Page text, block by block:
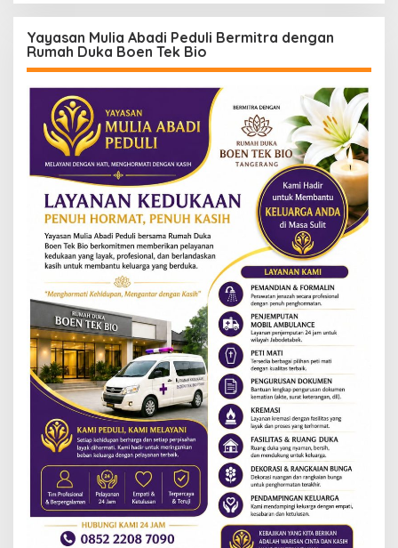
Yayasan Mulia Abadi Peduli Bermitra dengan
Rumah Duka Boen Tek Bio